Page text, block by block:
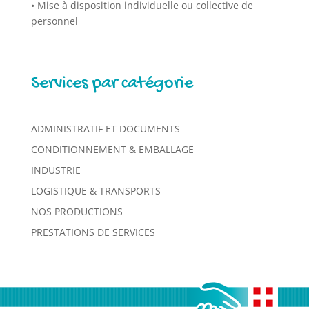
• Mise à disposition individuelle ou collective de
personnel
Services par catégorie
ADMINISTRATIF ET DOCUMENTS
CONDITIONNEMENT & EMBALLAGE
INDUSTRIE
LOGISTIQUE & TRANSPORTS
NOS PRODUCTIONS
PRESTATIONS DE SERVICES